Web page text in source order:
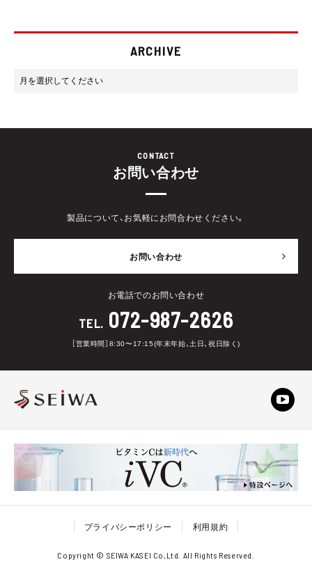
ARCHIVE
CONTACT
お問い合わせ
製品について、お気軽にお問合わせください。
お問い合わせ
お電話でのお問い合わせ
TEL. 072-987-2626
［営業時間］8:30〜17:15(年末年始、土日、祝日除く)
プライバシーポリシー 利用規約
Copyright © SEIWA KASEI Co,Ltd. All Rights Reserved.